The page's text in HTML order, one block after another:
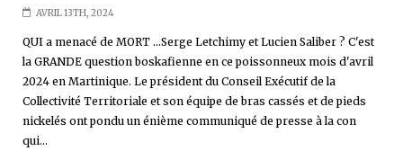
AVRIL 13TH, 2024
QUI a menacé de MORT …Serge Letchimy et Lucien Saliber ? C'est
la GRANDE question boskafienne en ce poissonneux mois d'avril
2024 en Martinique. Le président du Conseil Exécutif de la
Collectivité Territoriale et son équipe de bras cassés et de pieds
nickelés ont pondu un énième communiqué de presse à la con
qui...